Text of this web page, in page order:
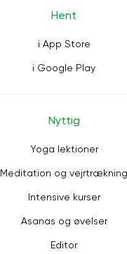
Hent
i App Store
i Google Play
Nyttig
Yoga lektioner
Meditation og vejrtrækning
Intensive kurser
Asanas og øvelser
Editor